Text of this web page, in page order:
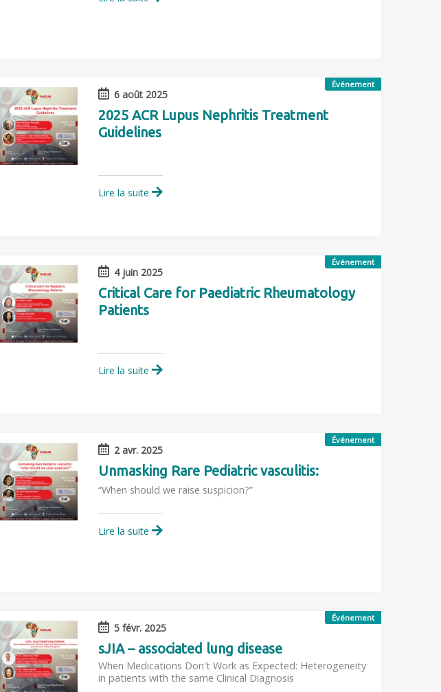
Événement
6 août 2025
2025 ACR Lupus Nephritis Treatment
Guidelines
Lire la suite
Événement
4 juin 2025
Critical Care for Paediatric Rheumatology
Patients
Lire la suite
Événement
2 avr. 2025
Unmasking Rare Pediatric vasculitis:
“When should we raise suspicion?”
Lire la suite
Événement
5 févr. 2025
sJIA – associated lung disease
When Medications Don't Work as Expected: Heterogeneity
in patients with the same Clinical Diagnosis